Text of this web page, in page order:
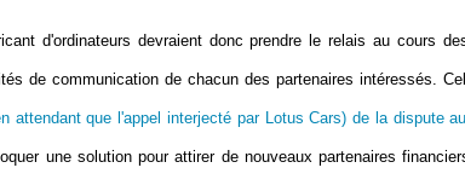
d'ordinateurs devraient donc prendre le relais au cours
de communication de chacun des partenaires intéressés.
attendant que l'appel interjecté par Lotus Cars) de la dispute
une solution pour attirer de nouveaux partenaires